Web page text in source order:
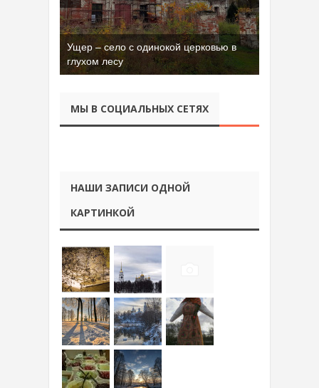
Бывшая танковая часть имени Сухэ-
Батора во Владимире
МЫ В СОЦИАЛЬНЫХ СЕТЯХ
НАШИ ЗАПИСИ ОДНОЙ
КАРТИНКОЙ